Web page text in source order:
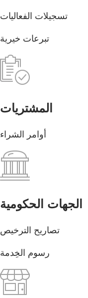
تسجيلات الفعاليات
تبرعات خيرية
المشتريات
أوامر الشراء
الجهات الحكومية
تصاريح الترخيص
رسوم الخِدمة